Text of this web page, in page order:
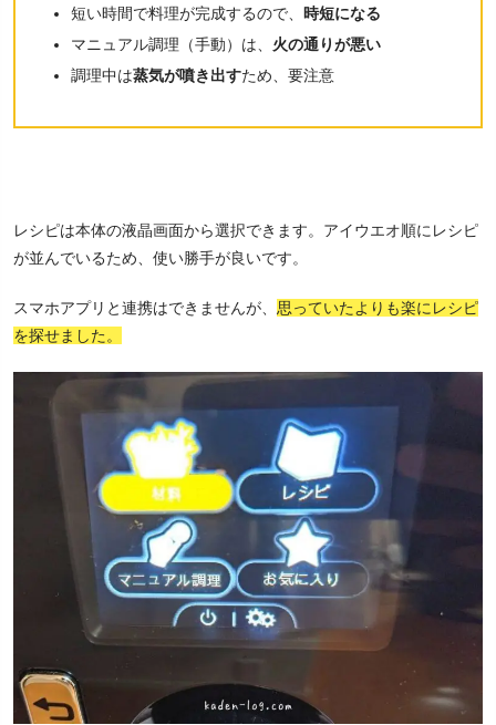
短い時間で料理が完成するので、 時短になる
マニュアル調理（手動）は、 火の通りが悪い
調理中は蒸気が噴き出すため、要注意
レシピは本体の液晶画面から選択できます。アイウエオ順にレシピ
が並んでいるため、使い勝手が良いです。
スマホアプリと連携はできませんが、 思っていたよりも楽にレシピ
を探せました。